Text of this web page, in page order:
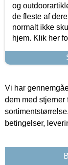
og
de fleste af
normalt ikke
hjem. Klik her
Vi har
dem med stjerner
betingelser,